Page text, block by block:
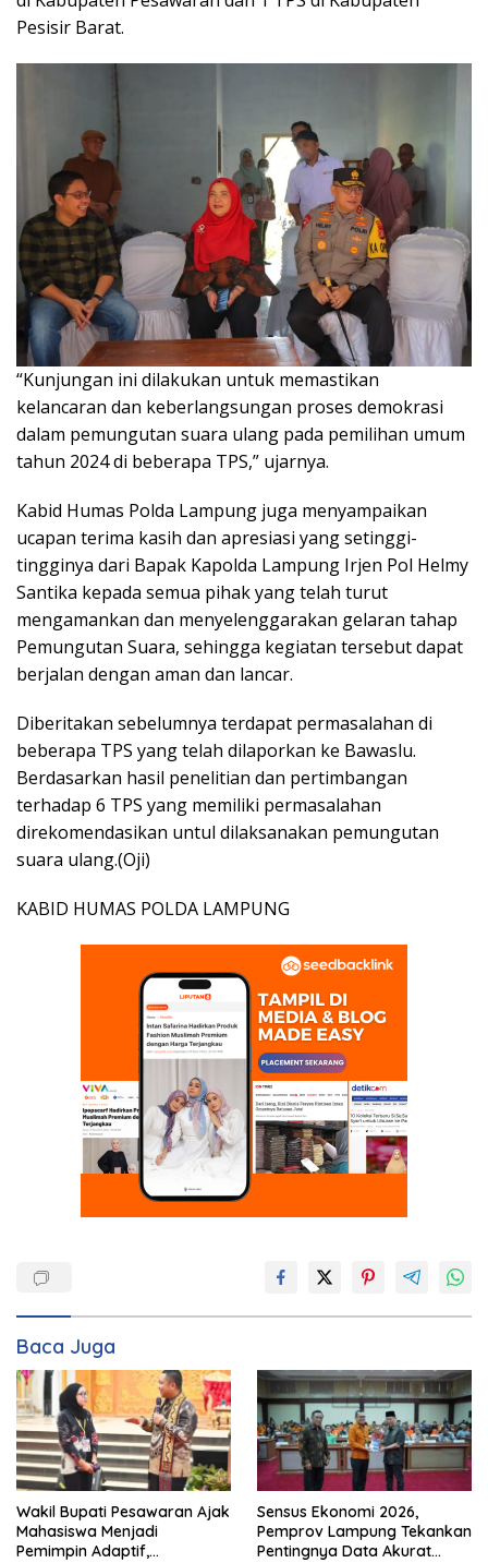
Pesisir Barat.
“Kunjungan ini dilakukan untuk memastikan
kelancaran dan keberlangsungan proses demokrasi
dalam pemungutan suara ulang pada pemilihan umum
tahun 2024 di beberapa TPS,” ujarnya.
Kabid Humas Polda Lampung juga menyampaikan
ucapan terima kasih dan apresiasi yang setinggi-
tingginya dari Bapak Kapolda Lampung Irjen Pol Helmy
Santika kepada semua pihak yang telah turut
mengamankan dan menyelenggarakan gelaran tahap
Pemungutan Suara, sehingga kegiatan tersebut dapat
berjalan dengan aman dan lancar.
Diberitakan sebelumnya terdapat permasalahan di
beberapa TPS yang telah dilaporkan ke Bawaslu.
Berdasarkan hasil penelitian dan pertimbangan
terhadap 6 TPS yang memiliki permasalahan
direkomendasikan untul dilaksanakan pemungutan
suara ulang.(Oji)
KABID HUMAS POLDA LAMPUNG
Baca Juga
Wakil Bupati Pesawaran Ajak
Mahasiswa Menjadi
Pemimpin Adaptif,
Sensus Ekonomi 2026,
Pemprov Lampung Tekankan
Pentingnya Data Akurat